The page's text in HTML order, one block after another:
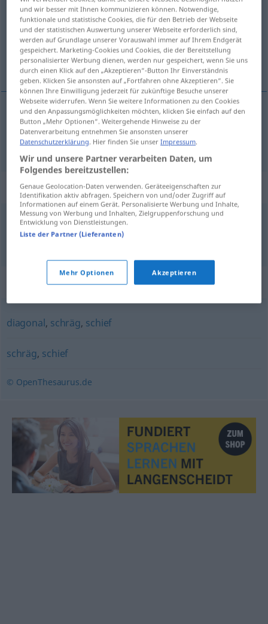
Übersicht aller Übersetzungen
(Für mehr Details die Übersetzung anklicken/antippen)
横着
横着[héngzhe] querschräg
Beispielsätze für "quer"
kreuzund quer
交叉来回[jiāochā láihuí]
Synonyme für "quer"
diagonal, schräg, schief
schräg, schief
© OpenThesaurus.de
und wir besser mit Ihnen kommunizieren können. Notwendige,
funktionale und statistische Cookies, die für den Betrieb der Webseite
und der statistischen Auswertung unserer Webseite erforderlich sind,
werden auf Grundlage unserer Vorauswahl immer auf Ihrem Endgerät
gespeichert. Marketing-Cookies und Cookies, die der Bereitstellung
personalisierter Werbung dienen, werden nur gespeichert, wenn Sie uns
durch einen Klick auf den „Akzeptieren“-Button Ihr Einverständnis
geben. Klicken Sie ansonsten auf „Fortfahren ohne Akzeptieren“. Sie
können Ihre Einwilligung jederzeit für zukünftige Besuche unserer
Webseite widerrufen. Wenn Sie weitere Informationen zu den Cookies
und den Anpassungsmöglichkeiten möchten, klicken Sie einfach auf den
Button „Mehr Optionen“. Weitergehende Hinweise zu der
Datenverarbeitung entnehmen Sie ansonsten unserer
Datenschutzerklärung . Hier finden Sie unserImpressum
Wir und unsere Partner verarbeiten Daten, um
Folgendes bereitzustellen:
Genaue Geolocation-Daten verwenden. Geräteeigenschaften zur
Identifikation aktiv abfragen. Speichern von und/oder Zugriff auf
Informationen auf einem Gerät. Personalisierte Werbung und Inhalte,
Messung von Werbung und Inhalten, Zielgruppenforschung und
Entwicklung von Dienstleistungen.
Liste der Partner (Lieferanten)
Mehr Optionen Akzeptieren